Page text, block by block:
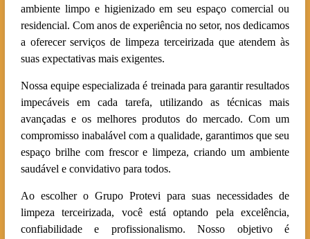
ambiente limpo e higienizado em seu espaço comercial ou
residencial. Com anos de experiência no setor, nos dedicamos
a oferecer serviços de limpeza terceirizada que atendem às
suas expectativas mais exigentes.
Nossa equipe especializada é treinada para garantir resultados
impecáveis em cada tarefa, utilizando as técnicas mais
avançadas e os melhores produtos do mercado. Com um
compromisso inabalável com a qualidade, garantimos que seu
espaço brilhe com frescor e limpeza, criando um ambiente
saudável e convidativo para todos.
Ao escolher o Grupo Protevi para suas necessidades de
limpeza terceirizada, você está optando pela excelência,
confiabilidade e profissionalismo. Nosso objetivo é